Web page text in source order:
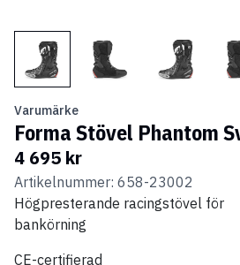
Varumärke
Forma Stövel Phantom
4 695 kr
Artikelnummer: 658-23002
Högpresterande racingstövel för
bankörning
CE-certifierad